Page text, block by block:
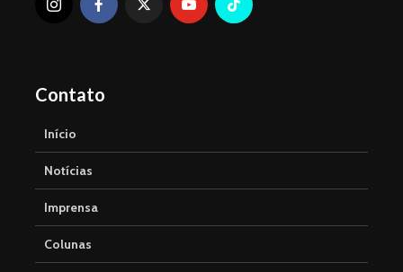
Contato
Início
Notícias
Imprensa
Colunas